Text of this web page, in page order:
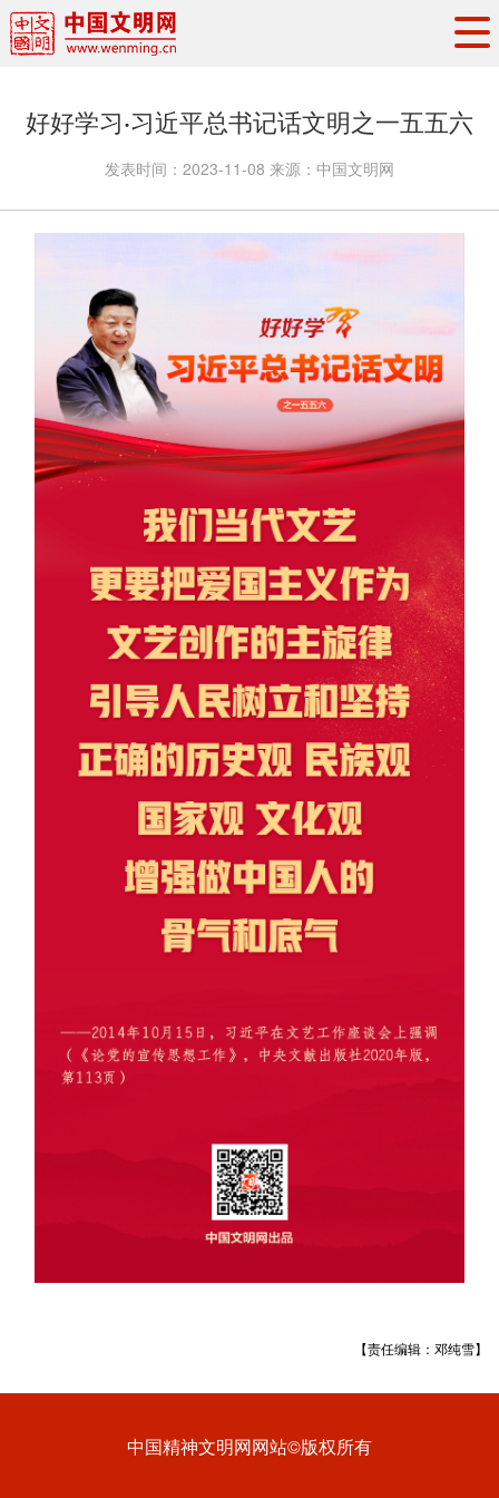
权威发布
资讯联播
地方交流
文明培育
文明实践
文明创建
文明之光
文明影音 文明矩阵
好好学习·习近平总书记话文明之一五五六
发表时间： 2023-11-08 来源： 中国文明网
【责任编辑：邓纯雪】
中国精神文明网网站©版权所有